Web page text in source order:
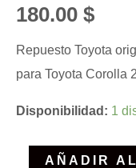
180.00 $
Repuesto Toyota
para Toyota Corolla
Disponibilidad: 1
AÑADIR